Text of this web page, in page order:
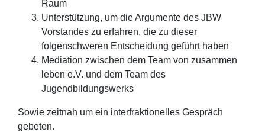
Raum
Unterstützung, um die Argumente des JBW
Vorstandes zu erfahren, die zu dieser
folgenschweren Entscheidung geführt haben
Mediation zwischen dem Team von zusammen
leben e.V. und dem Team des
Jugendbildungswerks
Sowie zeitnah um ein interfraktionelles Gespräch
gebeten.